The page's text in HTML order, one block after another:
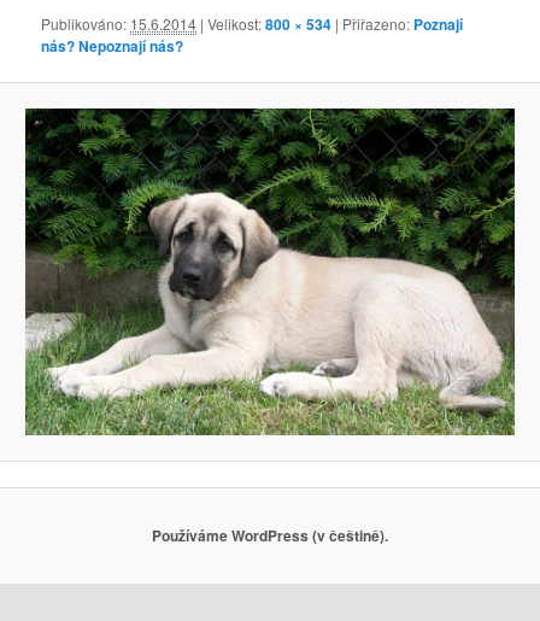
Publikováno: 15.6.2014 | Velikost:800 × 534 | Přiřazeno: Poznají
nás? Nepoznají nás?
Používáme WordPress (v češtině).